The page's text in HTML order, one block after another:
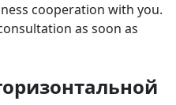
cooperation with you.
as soon as